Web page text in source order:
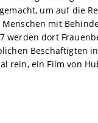
um auf die
mit
werden dort
Beschäftigten
rein, ein Film von